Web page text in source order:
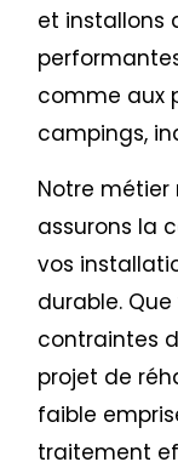
et installons
comme aux
campings,
Notre métier
assurons la
vos
durable.
contraintes
projet de
faible
traitement